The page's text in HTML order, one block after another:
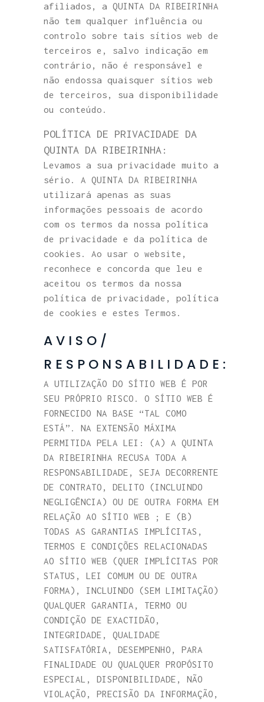
afiliados, a QUINTA DA RIBEIRINHA
não tem qualquer influência ou
controlo sobre tais sítios web de
terceiros e, salvo indicação em
contrário, não é responsável e
não endossa quaisquer sítios web
de terceiros, sua disponibilidade
ou conteúdo.
POLÍTICA DE PRIVACIDADE DA
QUINTA DA RIBEIRINHA:
Levamos a sua privacidade muito a
sério. A QUINTA DA RIBEIRINHA
utilizará apenas as suas
informações pessoais de acordo
com os termos da nossa política
de privacidade e da política de
cookies. Ao usar o website,
reconhece e concorda que leu e
aceitou os termos da nossa
política de privacidade, política
de cookies e estes Termos.
AVISO/
RESPONSABILIDADE:
A UTILIZAÇÃO DO SÍTIO WEB É POR
SEU PRÓPRIO RISCO. O SÍTIO WEB É
FORNECIDO NA BASE “TAL COMO
ESTÁ”. NA EXTENSÃO MÁXIMA
PERMITIDA PELA LEI: (A) A QUINTA
DA RIBEIRINHA RECUSA TODA A
RESPONSABILIDADE, SEJA DECORRENTE
DE CONTRATO, DELITO (INCLUINDO
NEGLIGÊNCIA) OU DE OUTRA FORMA EM
RELAÇÃO AO SÍTIO WEB ; E (B)
TODAS AS GARANTIAS IMPLÍCITAS,
TERMOS E CONDIÇÕES RELACIONADAS
AO SÍTIO WEB (QUER IMPLÍCITAS POR
STATUS, LEI COMUM OU DE OUTRA
FORMA), INCLUINDO (SEM LIMITAÇÃO)
QUALQUER GARANTIA, TERMO OU
CONDIÇÃO DE EXACTIDÃO,
INTEGRIDADE, QUALIDADE
SATISFATÓRIA, DESEMPENHO, PARA
FINALIDADE OU QUALQUER PROPÓSITO
ESPECIAL, DISPONIBILIDADE, NÃO
VIOLAÇÃO, PRECISÃO DA INFORMAÇÃO,